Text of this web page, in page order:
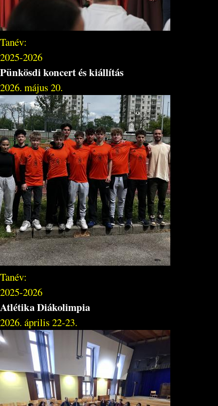
Tanév:
2025-2026
Pünkösdi koncert és kiállítás
2026. május 20.
Tanév:
2025-2026
Atlétika Diákolimpia
2026. április 22-23.